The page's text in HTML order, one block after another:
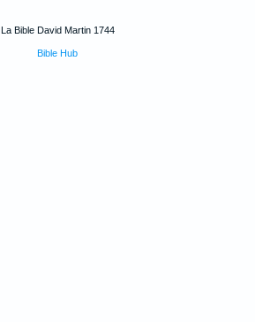
La Bible David Martin 1744
Bible Hub